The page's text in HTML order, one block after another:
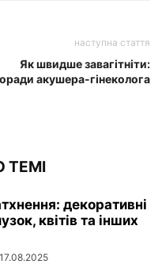
наступна стаття
Як швидше завагітніти:
акушера-гінеколога
ТЕМІ
декоративні
квітів та інших
17.08.2025